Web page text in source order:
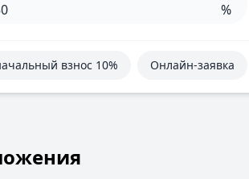
%
взнос 10% Онлайн-заявка